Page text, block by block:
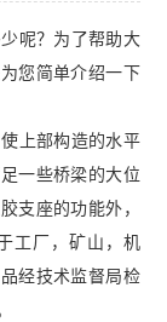
呢？为了帮助大
您简单介绍一下
上部构造的水平
一些桥梁的大位
支座的功能外，
工厂，矿山，机
经技术监督局检